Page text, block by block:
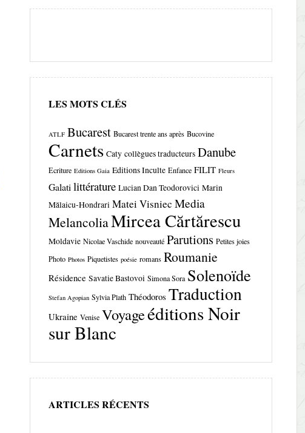
LES MOTS CLÉS
ATLF Bucarest Bucarest trente ans après Bucovine
Carnets Caty collègues traducteurs Danube
Ecriture Editions Gaia Editions Inculte Enfance FILIT Fleurs
Galati littérature Lucian Dan Teodorovici Marin
Mălaicu-Hondrari Matei Visniec Media
MelancoliaMircea Cărtărescu
Moldavie Nicolae Vaschide nouveauté Parutions Petites joies
Photo Photos Piquetistes poésie romans Roumanie
Résidence Savatie Bastovoi Simona Sora Solenoïde
Stefan Agopian Sylvia Plath Théodoros Traduction
Ukraine Venise Voyageéditions Noir
sur Blanc
ARTICLES RÉCENTS